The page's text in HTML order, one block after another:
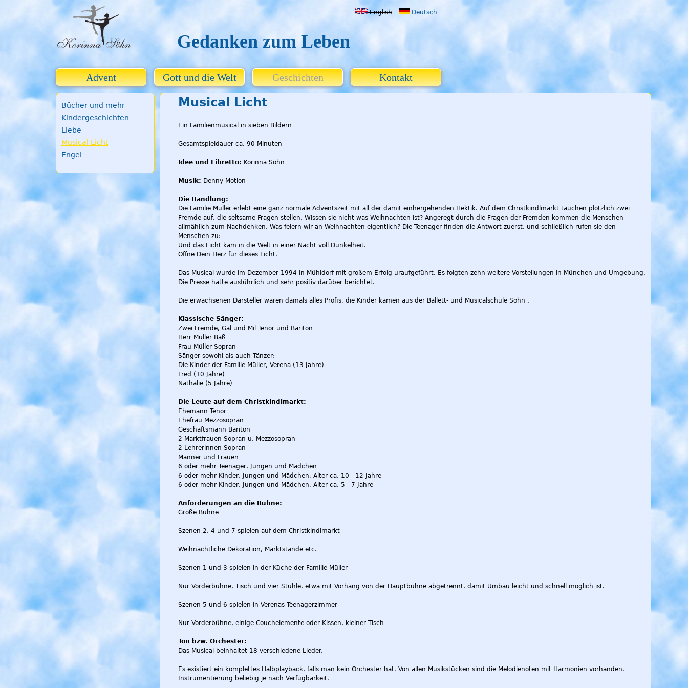
Jump to navigation
Gedanken zum Leben
English Deutsch
Musical Licht
Ein Familienmusical in sieben Bildern
Gesamtspieldauer ca. 90 Minuten
Idee und Libretto: Korinna Söhn
Musik: Denny Motion
Die Handlung:
Die Familie Müller erlebt eine ganz normale Adventszeit mit all der damit einhergehenden Hektik. Auf dem Christkindlmarkt tauchen plötzlich zwei
Fremde auf, die seltsame Fragen stellen. Wissen sie nicht was Weihnachten ist? Angeregt durch die Fragen der Fremden kommen die Menschen
allmählich zum Nachdenken. Was feiern wir an Weihnachten eigentlich? Die Teenager finden die Antwort zuerst, und schließlich rufen sie den
Menschen zu:
Und das Licht kam in die Welt in einer Nacht voll Dunkelheit.
Öffne Dein Herz für dieses Licht.
Das Musical wurde im Dezember 1994 in Mühldorf mit großem Erfolg uraufgeführt. Es folgten zehn weitere Vorstellungen in München und Umgebung.
Die Presse hatte ausführlich und sehr positiv darüber berichtet.
Die erwachsenen Darsteller waren damals alles Profis, die Kinder kamen aus der Ballett- und Musicalschule Söhn .
Klassische Sänger:
Zwei Fremde, Gal und Mil Tenor und Bariton
Herr Müller Baß
Frau Müller Sopran
Sänger sowohl als auch Tänzer:
Die Kinder der Familie Müller, Verena (13 Jahre)
Fred (10 Jahre)
Nathalie (5 Jahre)
Die Leute auf dem Christkindlmarkt:
Ehemann Tenor
Ehefrau Mezzosopran
Geschäftsmann Bariton
2 Marktfrauen Sopran u. Mezzosopran
2 Lehrerinnen Sopran
Männer und Frauen
6 oder mehr Teenager, Jungen und Mädchen
6 oder mehr Kinder, Jungen und Mädchen, Alter ca. 10 - 12 Jahre
6 oder mehr Kinder, Jungen und Mädchen, Alter ca. 5 - 7 Jahre
Anforderungen an die Bühne:
Große Bühne
Szenen 2, 4 und 7 spielen auf dem Christkindlmarkt
Weihnachtliche Dekoration, Marktstände etc.
Szenen 1 und 3 spielen in der Küche der Familie Müller
Nur Vorderbühne, Tisch und vier Stühle, etwa mit Vorhang von der Hauptbühne abgetrennt, damit Umbau leicht und schnell möglich ist.
Szenen 5 und 6 spielen in Verenas Teenagerzimmer
Nur Vorderbühne, einige Couchelemente oder Kissen, kleiner Tisch
Ton bzw. Orchester:
Das Musical beinhaltet 18 verschiedene Lieder.
Es existiert ein komplettes Halbplayback, falls man kein Orchester hat. Von allen Musikstücken sind die Melodienoten mit Harmonien vorhanden.
Instrumentierung beliebig je nach Verfügbarkeit.
Advent Gott und die Welt Geschichten Kontakt
Bücher und mehr
Kindergeschichten
Liebe
Musical Licht
Engel